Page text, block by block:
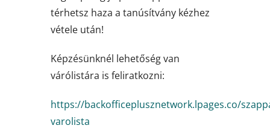
térhetsz haza a tanúsítvány kézhez
vétele után!
Képzésünknél lehetőség van
várólistára is feliratkozni:
https://backofficeplusznetwork.lpages.co/
varolista